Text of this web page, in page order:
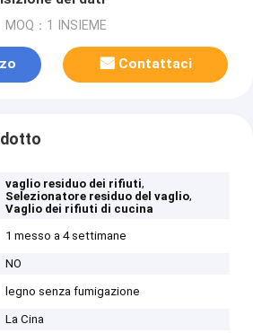
MOQ：1 INSIEME
Contattaci
vaglio residuo dei rifiuti,
Selezionatore residuo del vaglio,
Vaglio dei rifiuti di cucina
1 messo a 4 settimane
NO
legno senza fumigazione
La Cina